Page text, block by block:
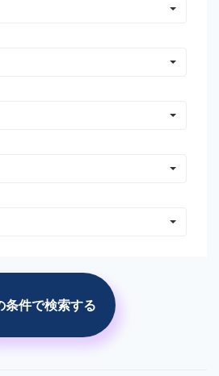
競合調査・分析
条件で検索する